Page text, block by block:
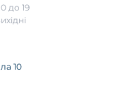
до 19
10